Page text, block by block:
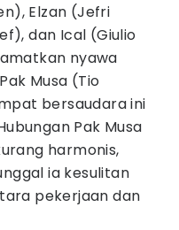
Elzan (Jefri
dan Ical (Giulio
nyawa
Musa (Tio
bersaudara ini
Pak Musa
harmonis,
ia kesulitan
pekerjaan dan